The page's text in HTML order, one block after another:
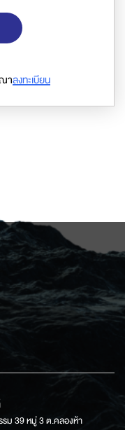
าลงทะเบียน
ม 39 หมู่ 3 ต.คลองห้า